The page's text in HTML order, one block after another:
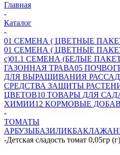
Главная
-
Каталог
-
01 СЕМЕНА ( ЦВЕТНЫЕ
01 СЕМЕНА ( ЦВЕТНЫЕ
с)01.1 СЕМЕНА (БЕЛЫЕ
ГАЗОННАЯ ТРАВА05
ДЛЯ ВЫРАЩИВАНИЯ
СРЕДСТВА ЗАЩИТЫ
ЦВЕТОВ10 ТОВАРЫ ДЛЯ
ХИМИИ12 КОРМОВЫЕ
-
ТОМАТЫ
АРБУЗЫБАЗИЛИК
-Детская сладость томат 0,05гр (г)